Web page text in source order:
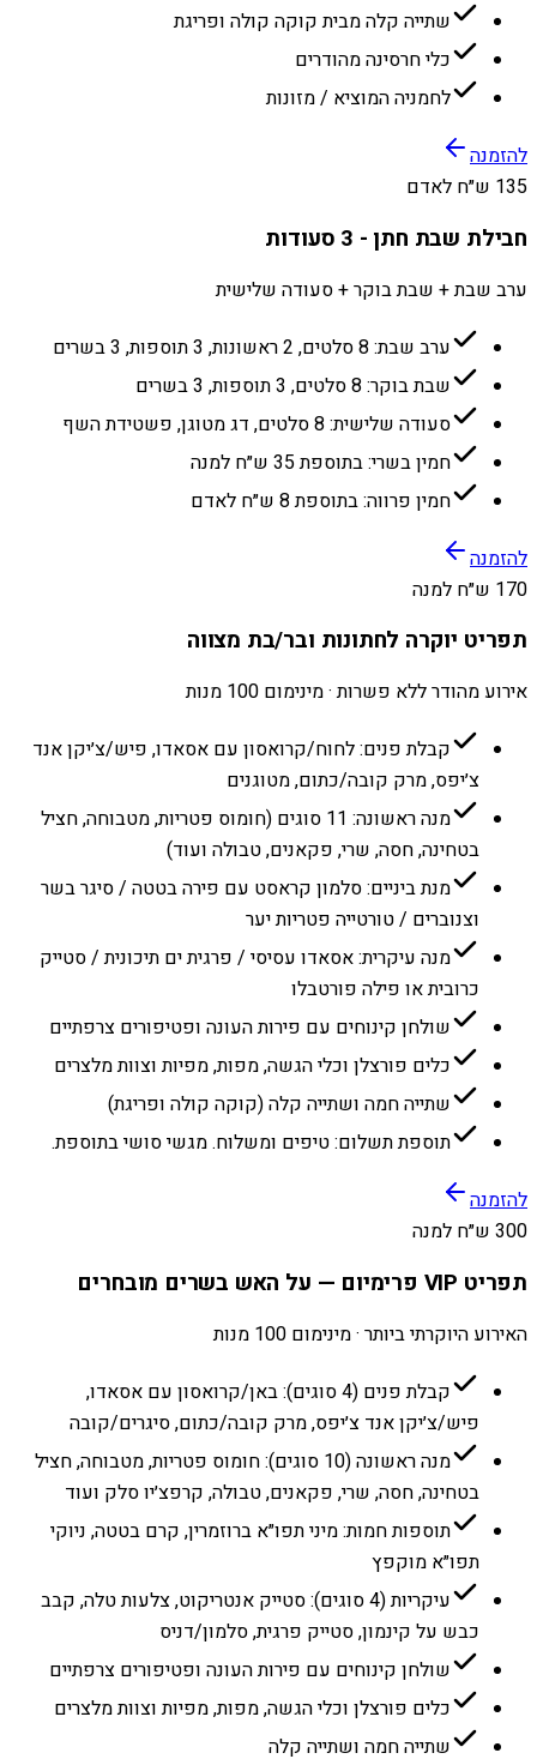
שתייה קלה מבית קוקה קולה ופריגת
כלי חרסינה מהודרים
לחמניה המוציא / מזונות
להזמנה
135 ש״ח לאדם
חבילת שבת חתן - 3 סעודות
ערב שבת + שבת בוקר + סעודה שלישית
ערב שבת: 8 סלטים, 2 ראשונות, 3 תוספות, 3 בשרים
שבת בוקר: 8 סלטים, 3 תוספות, 3 בשרים
סעודה שלישית: 8 סלטים, דג מטוגן, פשטידת השף
חמין בשרי: בתוספת 35 ש״ח למנה
חמין פרווה: בתוספת 8 ש״ח לאדם
להזמנה
170 ש״ח למנה
תפריט יוקרה לחתונות ובר/בת מצווה
אירוע מהודר ללא פשרות · מינימום 100 מנות
קבלת פנים: לחוח/קרואסון עם אסאדו, פיש/צ׳יקן אנד
צ׳יפס, מרק קובה/כתום, מטוגנים
מנה ראשונה: 11 סוגים (חומוס פטריות, מטבוחה, חציל
בטחינה, חסה, שרי, פקאנים, טבולה ועוד)
מנת ביניים: סלמון קראסט עם פירה בטטה / סיגר בשר
וצנוברים / טורטייה פטריות יער
מנה עיקרית: אסאדו עסיסי / פרגית ים תיכונית / סטייק
כרובית או פילה פורטבלו
שולחן קינוחים עם פירות העונה ופטיפורים צרפתיים
כלים פורצלן וכלי הגשה, מפות, מפיות וצוות מלצרים
שתייה חמה ושתייה קלה (קוקה קולה ופריגת)
תוספת תשלום: טיפים ומשלוח. מגשי סושי בתוספת.
להזמנה
300 ש״ח למנה
תפריט VIP פרימיום — על האש בשרים מובחרים
האירוע היוקרתי ביותר · מינימום 100 מנות
קבלת פנים (4 סוגים): באן/קרואסון עם אסאדו,
פיש/צ׳יקן אנד צ׳יפס, מרק קובה/כתום, סיגרים/קובה
מנה ראשונה (10 סוגים): חומוס פטריות, מטבוחה, חציל
בטחינה, חסה, שרי, פקאנים, טבולה, קרפצ׳יו סלק ועוד
תוספות חמות: מיני תפו״א ברוזמרין, קרם בטטה, ניוקי
תפו״א מוקפץ
עיקריות (4 סוגים): סטייק אנטריקוט, צלעות טלה, קבב
כבש על קינמון, סטייק פרגית, סלמון/דניס
שולחן קינוחים עם פירות העונה ופטיפורים צרפתיים
כלים פורצלן וכלי הגשה, מפות, מפיות וצוות מלצרים
שתייה חמה ושתייה קלה